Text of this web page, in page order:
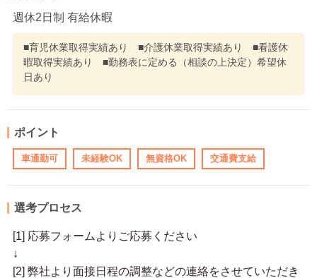
週休2日制 有給休暇
■育児休業取得実績あり ■介護休業取得実績あり ■看護休
暇取得実績あり ■勤務表に定める（相談の上決定）希望休
日あり
ポイント
車通勤可 未経験OK 無資格OK 交通費支給
選考プロセス
[1] 応募フォームよりご応募ください
↓
[2] 弊社より面接日程の調整などの連絡をさせていただき